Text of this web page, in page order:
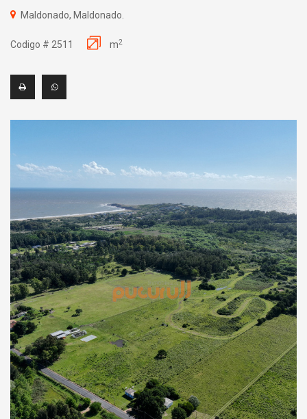
Maldonado, Maldonado.
Codigo # 2511 m2